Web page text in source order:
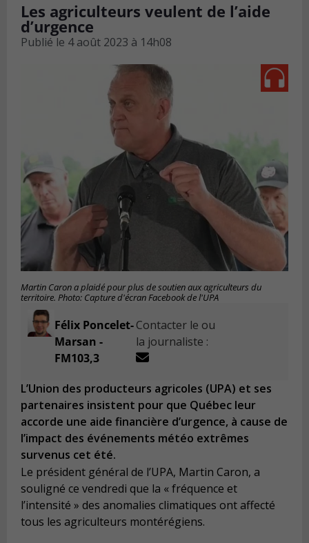
Les agriculteurs veulent de l’aide
d’urgence
Publié le 4 août 2023 à 14h08
Martin Caron a plaidé pour plus de soutien aux agriculteurs du
territoire. Photo: Capture d'écran Facebook de l'UPA
Félix Poncelet-
Marsan -
FM103,3
Contacter le ou
la journaliste :
L’Union des producteurs agricoles (UPA) et ses
partenaires insistent pour que Québec leur
accorde une aide financière d’urgence, à cause de
l’impact des événements météo extrêmes
survenus cet été.
Le président général de l’UPA, Martin Caron, a
souligné ce vendredi que la « fréquence et
l’intensité » des anomalies climatiques ont affecté
tous les agriculteurs montérégiens.